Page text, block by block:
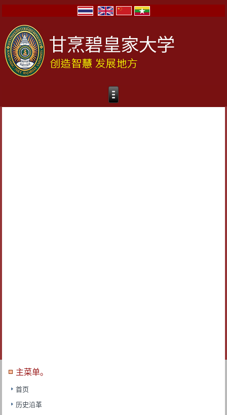
主菜单。
首页
历史沿革